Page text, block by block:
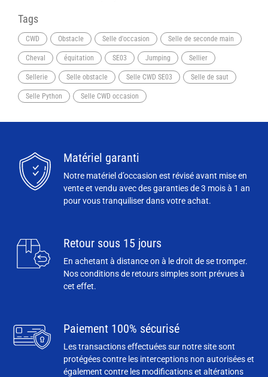
Tags
CWD Obstacle Selle d'occasion Selle de seconde main
Cheval équitation SE03 Jumping Sellier
Sellerie Selle obstacle Selle CWD SE03 Selle de saut
Selle Python Selle CWD occasion
Matériel garanti
Notre matériel d’occasion est révisé avant mise en
vente et vendu avec des garanties de 3 mois à 1 an
pour vous tranquiliser dans votre achat.
Retour sous 15 jours
En achetant à distance on à le droit de se tromper.
Nos conditions de retours simples sont prévues à
cet effet.
Paiement 100% sécurisé
Les transactions effectuées sur notre site sont
protégées contre les interceptions non autorisées et
également contre les modifications et altérations